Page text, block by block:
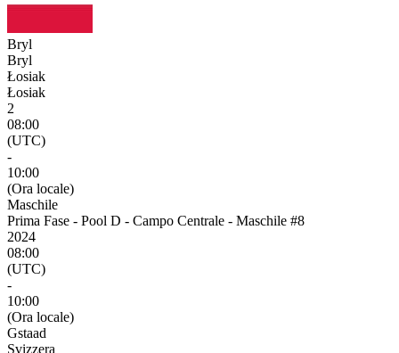
Bryl
Bryl
Łosiak
Łosiak
2
08:00
(UTC)
-
10:00
(Ora locale)
Maschile
Prima Fase - Pool D - Campo Centrale - Maschile #8
2024
08:00
(UTC)
-
10:00
(Ora locale)
Gstaad
Svizzera